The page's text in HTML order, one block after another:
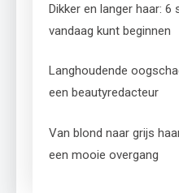
Dikker en langer haar: 6
vandaag kunt beginnen
Langhoudende
een beautyredacteur
Van blond naar grijs
een mooie overgang